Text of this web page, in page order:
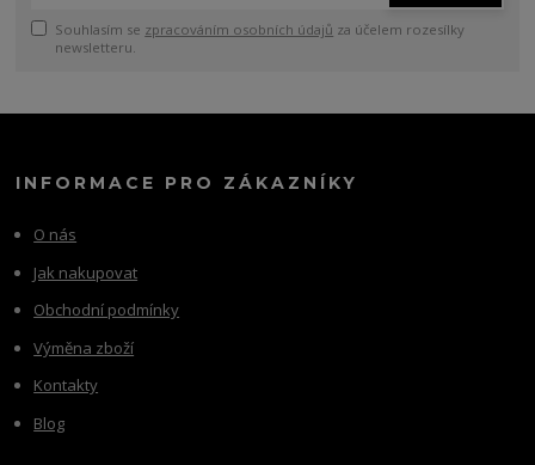
Souhlasím se zpracováním osobních údajů za účelem rozesílky
newsletteru.
INFORMACE PRO ZÁKAZNÍKY
O nás
Jak nakupovat
Obchodní podmínky
Výměna zboží
Kontakty
Blog